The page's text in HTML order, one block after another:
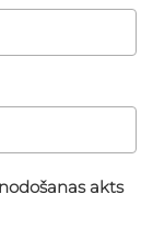
akts